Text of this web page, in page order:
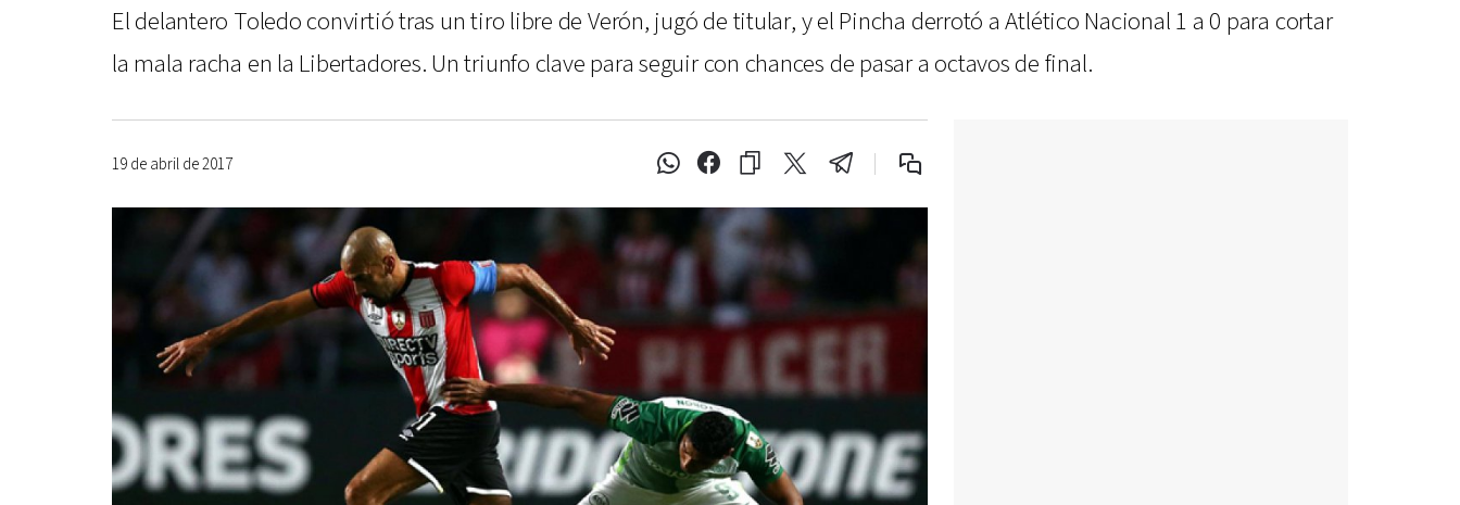
El delantero Toledo convirtió tras un tiro libre de Verón, jugó de titular, y el Pincha derrotó a Atlético Nacional 1 a 0 para cortar
la mala racha en la Libertadores. Un triunfo clave para seguir con chances de pasar a octavos de final.
19 de abril de 2017